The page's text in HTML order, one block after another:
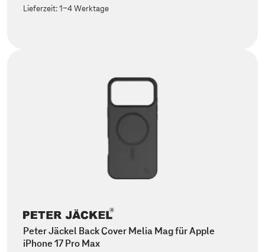
Lieferzeit:1-4 Werktage
Peter Jäckel Back Cover Melia Mag für Apple
iPhone 17 Pro Max